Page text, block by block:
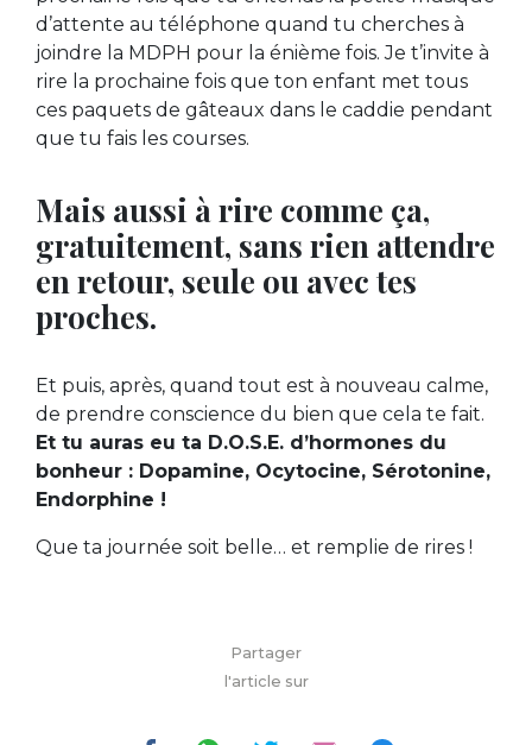
d’attente au téléphone quand tu cherches à
joindre la MDPH pour la énième fois. Je t’invite à
rire la prochaine fois que ton enfant met tous
ces paquets de gâteaux dans le caddie pendant
que tu fais les courses.
Mais aussi à rire comme ça,
gratuitement, sans rien attendre
en retour, seule ou avec tes
proches.
Et puis, après, quand tout est à nouveau calme,
de prendre conscience du bien que cela te fait.
Et tu auras eu ta D.O.S.E. d’hormones du
bonheur : Dopamine, Ocytocine, Sérotonine,
Endorphine !
Que ta journée soit belle… et remplie de rires !
Partager
l'article sur